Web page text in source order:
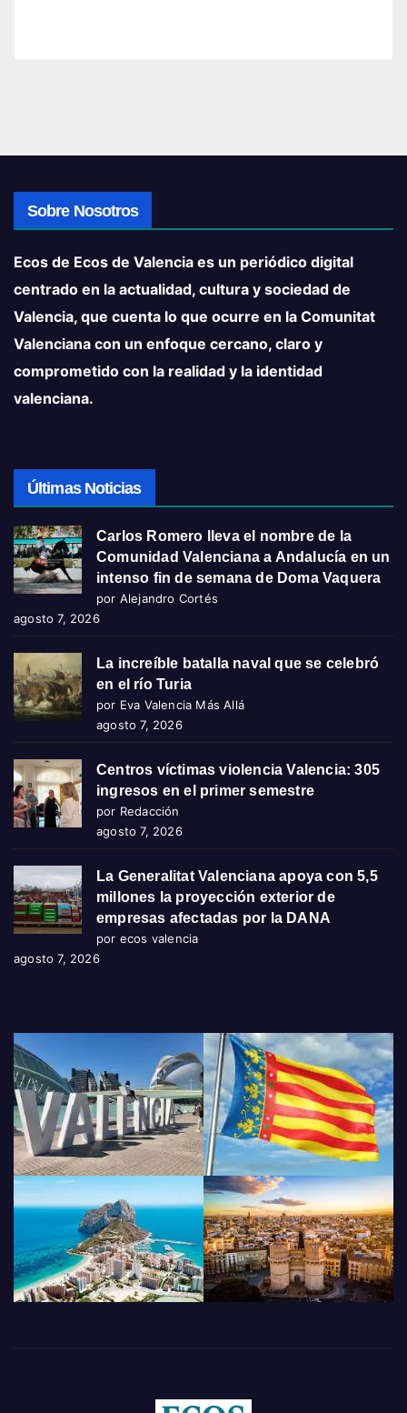
Sobre Nosotros
Ecos de Ecos de Valencia es un periódico digital
centrado en la actualidad, cultura y sociedad de
Valencia, que cuenta lo que ocurre en la Comunitat
Valenciana con un enfoque cercano, claro y
comprometido con la realidad y la identidad
valenciana.
Últimas Noticias
Carlos Romero lleva el nombre de la
Comunidad Valenciana a Andalucía en un
intenso fin de semana de Doma Vaquera
por Alejandro Cortés
agosto 7, 2026
La increíble batalla naval que se celebró
en el río Turia
por Eva Valencia Más Allá
agosto 7, 2026
Centros víctimas violencia Valencia: 305
ingresos en el primer semestre
por Redacción
agosto 7, 2026
La Generalitat Valenciana apoya con 5,5
millones la proyección exterior de
empresas afectadas por la DANA
por ecos valencia
agosto 7, 2026